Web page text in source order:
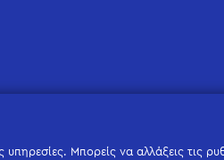
Μπορείς να αλλάξεις τις